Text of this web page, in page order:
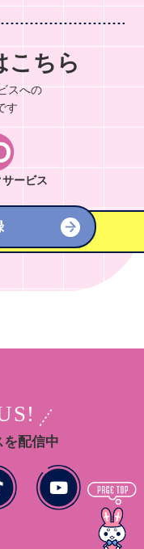
こちら
スへの
す
ービス
配信中